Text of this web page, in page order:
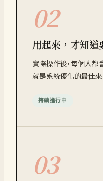
02
用起來，才知道
實際操作後，每個人
就是系統優化的最佳來
持續進行中
03